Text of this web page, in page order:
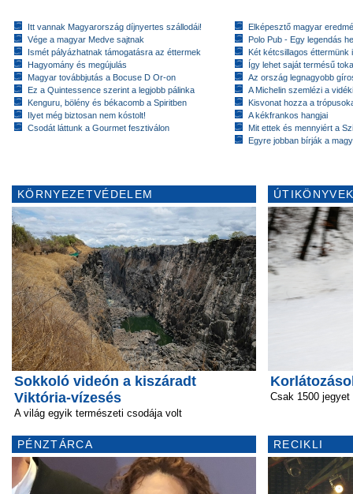
Itt vannak Magyarország díjnyertes szállodái!
Vége a magyar Medve sajtnak
Ismét pályázhatnak támogatásra az éttermek
Hagyomány és megújulás
Magyar továbbjutás a Bocuse D Or-on
Ez a Quintessence szerint a legjobb pálinka
Kenguru, bölény és békacomb a Spiritben
Ilyet még biztosan nem kóstolt!
Csodát láttunk a Gourmet fesztiválon
Elképesztő magyar
Polo Pub - Egy legendás
Két kétcsillagos éttermünk
Így lehet saját termésű
Az ország legnagyobb
A Michelin szemlézi a
Kisvonat hozza a
A kékfrankos hangjai
Mit ettek és mennyiért a
Egyre jobban bírják a
KÖRNYEZETVÉDELEM
Sokkoló videón a kiszáradt
Viktória-vízesés
A világ egyik természeti csodája volt
PÉNZTÁRCA
Csak 1500
RECIKLI